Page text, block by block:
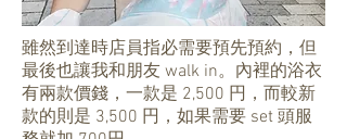
雖然到達時店員指必需要預先預約，但
最後也讓我和朋友 walk in。內裡的浴衣
有兩款價錢，一款是 2,500 円，而較新
款的則是 3,500 円，如果需要 set 頭服